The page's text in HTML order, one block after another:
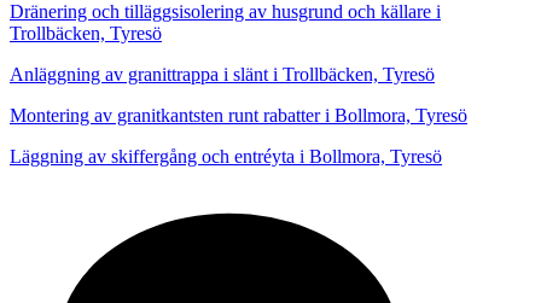
Dränering och tilläggsisolering av husgrund och källare i
Trollbäcken, Tyresö
Anläggning av granittrappa i slänt i Trollbäcken, Tyresö
Montering av granitkantsten runt rabatter i Bollmora, Tyresö
Läggning av skiffergång och entréyta i Bollmora, Tyresö